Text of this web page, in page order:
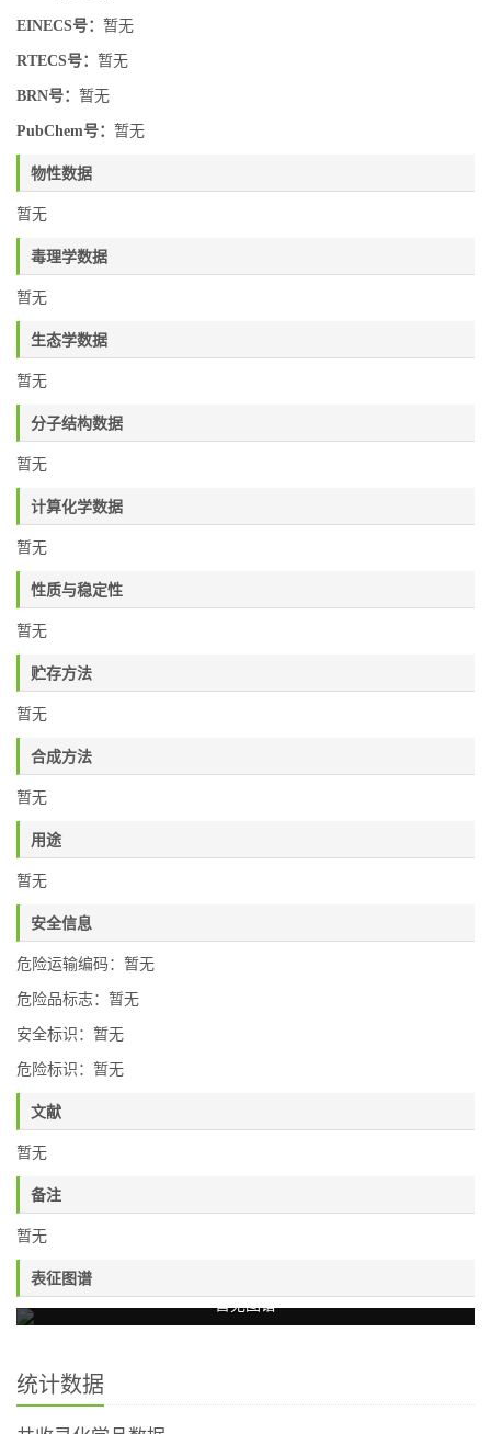
EINECS号： 暂无
RTECS号： 暂无
BRN号： 暂无
PubChem号： 暂无
物性数据
暂无
毒理学数据
暂无
生态学数据
暂无
分子结构数据
暂无
计算化学数据
暂无
性质与稳定性
暂无
贮存方法
暂无
合成方法
暂无
用途
暂无
安全信息
危险运输编码：暂无
危险品标志：暂无
安全标识：暂无
危险标识：暂无
文献
暂无
备注
暂无
表征图谱
暂无图谱
统计数据